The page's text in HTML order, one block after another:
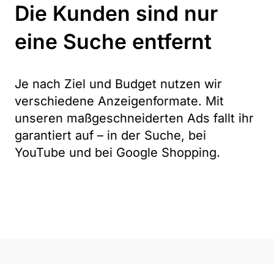
Die Kunden sind nur
eine Suche entfernt
Je nach Ziel und Budget nutzen wir
verschiedene Anzeigenformate. Mit
unseren maßgeschneiderten Ads fallt ihr
garantiert auf – in der Suche, bei
YouTube und bei Google Shopping.